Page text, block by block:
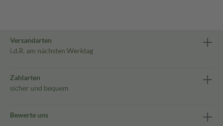
Versandarten
i.d.R. am nächsten Werktag
Zahlarten
sicher und bequem
Bewerte uns